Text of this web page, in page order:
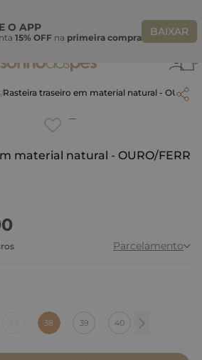
O APP
15% OFF na primeira compra BAIXAR
utilizando o código do seu vendedor*
Rasteira traseiro em material natural - OURO/
material natural - OURO/FERR
Parcelamento
38 39 40